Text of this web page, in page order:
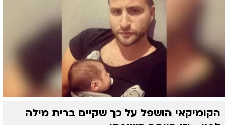
הקומיקאי הושפל על כך שקיים ברית מילה